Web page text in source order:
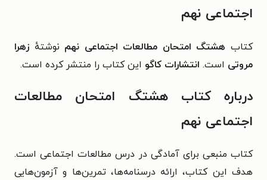
اجتماعی نهم
کتاب هشتگ امتحان مطالعات اجتماعی نهم نوشتهٔ زهرا
مروتی است. انتشارات کاگو این کتاب را منتشر کرده است.
درباره کتاب هشتگ امتحان مطالعات
اجتماعی نهم
کتاب منبعی برای آمادگی در درس مطالعات اجتماعی است.
هدف این کتاب، ارائه درسنامه‌ها، تمرین‌ها و آزمون‌هایی